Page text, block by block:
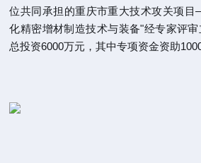
位共同承担的重庆市重大技术攻关项
化精密增材制造技术与装备"经专家评
总投资6000万元，其中专项资金资助1000